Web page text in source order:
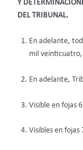
Y
DEL TRIBUNAL.
En adelante,
mil veinticuatro,
En adelante,
Visible en fojas
Visibles en fojas